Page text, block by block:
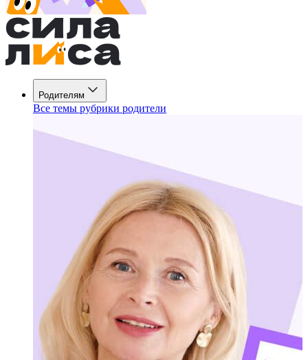
Родителям
Все темы рубрики родители